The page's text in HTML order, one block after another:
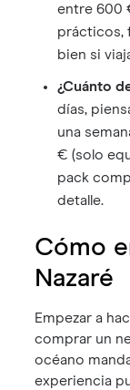
entre 600
prácticos,
bien si
¿Cuánto
días,
una
€ (solo
pack
detalle.
Cómo
Nazaré
Empezar a
comprar un
océano
experiencia